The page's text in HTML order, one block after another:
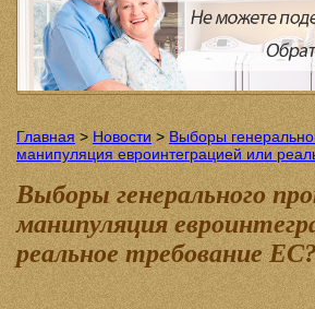
Главная > Новости>Выборы
манипуляция евроинтеграцией или
Выборы генерального
манипуляция
реальное требование ЕС?